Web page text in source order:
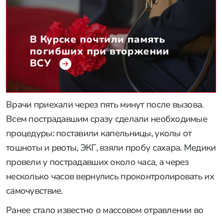
В Курске почтили память
погибших при вторжении
ВСУ
Врачи приехали через пять минут после вызова.
Всем пострадавшим сразу сделали необходимые
процедуры: поставили капельницы, уколы от
тошноты и рвоты, ЭКГ, взяли пробу сахара. Медики
провели у пострадавших около часа, а через
несколько часов вернулись проконтролировать их
самочувствие.
Ранее стало известно о массовом отравлении во